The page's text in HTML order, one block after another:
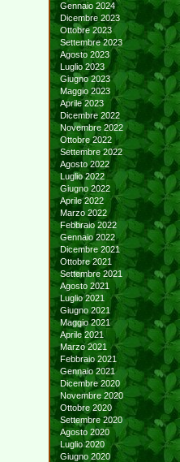
Gennaio 2024
Dicembre 2023
Ottobre 2023
Settembre 2023
Agosto 2023
Luglio 2023
Giugno 2023
Maggio 2023
Aprile 2023
Dicembre 2022
Novembre 2022
Ottobre 2022
Settembre 2022
Agosto 2022
Luglio 2022
Giugno 2022
Aprile 2022
Marzo 2022
Febbraio 2022
Gennaio 2022
Dicembre 2021
Ottobre 2021
Settembre 2021
Agosto 2021
Luglio 2021
Giugno 2021
Maggio 2021
Aprile 2021
Marzo 2021
Febbraio 2021
Gennaio 2021
Dicembre 2020
Novembre 2020
Ottobre 2020
Settembre 2020
Agosto 2020
Luglio 2020
Giugno 2020